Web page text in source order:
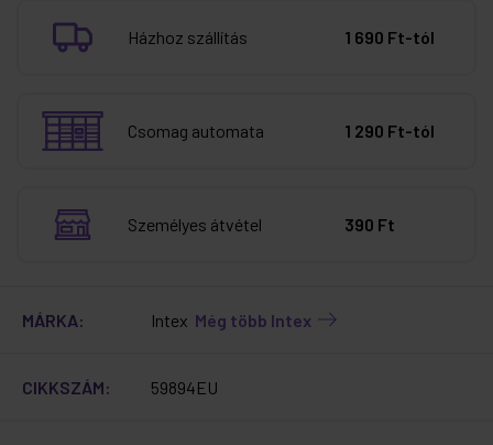
Házhoz szállítás 1 690 Ft-tól
Csomag automata 1 290 Ft-tól
Személyes átvétel 390 Ft
MÁRKA: Intex Még több Intex
CIKKSZÁM: 59894EU